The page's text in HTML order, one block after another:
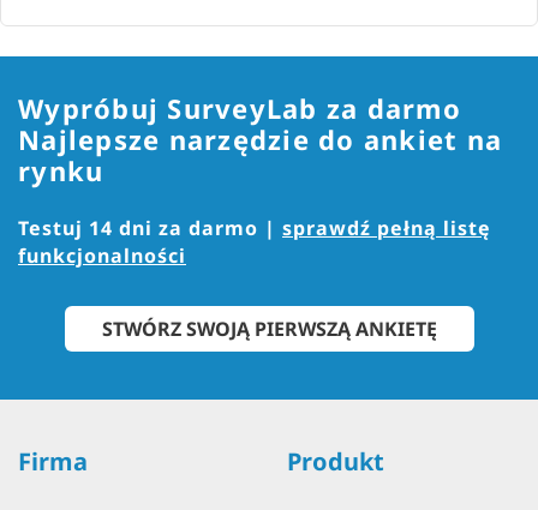
STWÓRZ SWOJĄ PIERWSZĄ ANKIETĘ
Wypróbuj SurveyLab za darmo
Najlepsze narzędzie do ankiet na
rynku
Testuj 14 dni za darmo | sprawdź pełną listę
funkcjonalności
Firma Produkt